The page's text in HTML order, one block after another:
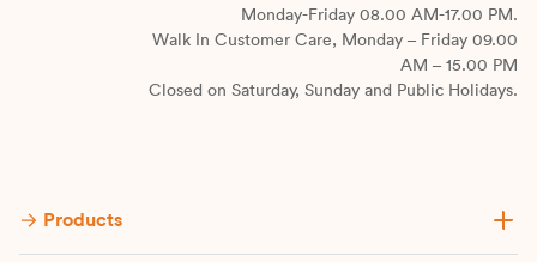
Monday-Friday 08.00 AM-17.00 PM.
Walk In Customer Care, Monday – Friday 09.00
AM – 15.00 PM
Closed on Saturday, Sunday and Public Holidays.
Products